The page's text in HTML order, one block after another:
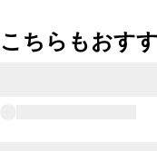
こちらもおす